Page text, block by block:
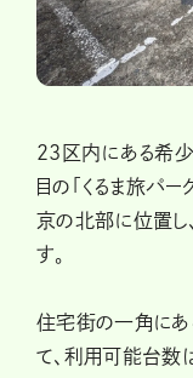
23区内にある希少
目の「くるま旅パ
京の北部に位置し
す。
住宅街の一角にあ
て、利用可能台数